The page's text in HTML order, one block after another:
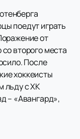
поедут играть
от
второго места
После
хоккеисты
льду с ХК
– «Авангард»,